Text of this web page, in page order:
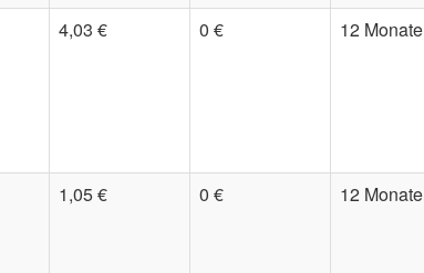
4,03 € 0 € 12 Monate
1,05 € 0 € 12 Monate